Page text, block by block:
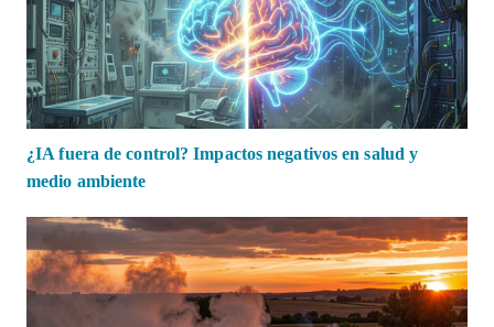
¿IA fuera de control? Impactos negativos en salud y
medio ambiente